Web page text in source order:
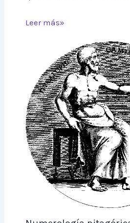
Leer más»